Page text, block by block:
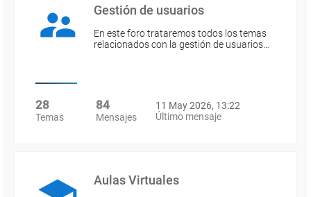
Gestión de usuarios
En este foro trataremos todos los temas
relacionados con la gestión de usuarios…
28
Temas
84
Mensajes
11 May 2026, 13:22
Último mensaje
Aulas Virtuales